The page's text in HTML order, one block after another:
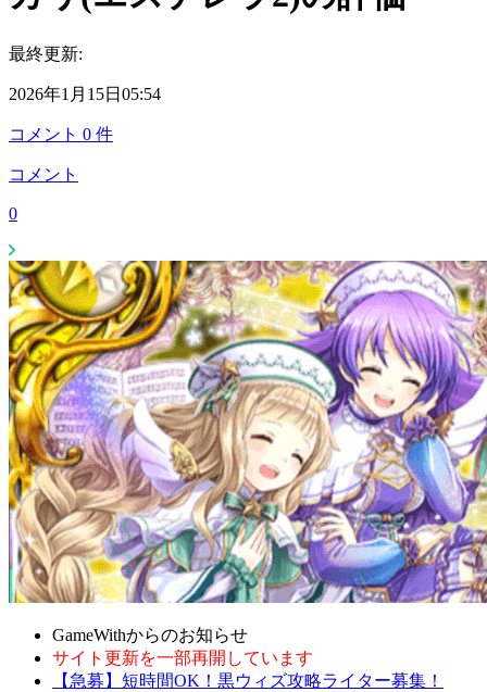
最終更新:
2026年1月15日05:54
コメント 0 件
コメント
0
GameWithからのお知らせ
サイト更新を一部再開しています
【急募】短時間OK！黒ウィズ攻略ライター募集！